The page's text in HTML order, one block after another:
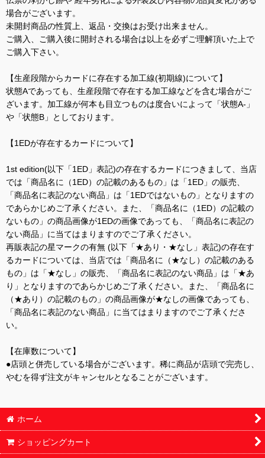
場合がございます。
未開封商品の性質上、返品・交換はお受け出来ません。
ご購入、ご購入後に開封される場合は以上を必ずご理解頂いた上で
ご購入下さい。
【生産段階からカードに存在する加工線(初期線)について】
状態Aであっても、生産段階で存在する加工線などを含む場合がご
ざいます。加工線が何本も目立つものは度合いによって「状態A-」
や「状態B」としております。
【1EDが存在するカードについて】
1st edition(以下「1ED」表記)の存在するカードにつきまして、当店
では「商品名に（1ED）の記載のあるもの」は「1ED」の販売、
「商品名に表記のない商品」は「1EDではないもの」となりますの
であらかじめご了承ください。また、「商品名に（1ED）の記載の
ないもの」の商品画像が1EDの画像であっても、「商品名に表記の
ない商品」に当てはまりますのでご了承ください。
再販表記の星マークの有無 (以下「★あり・★なし」表記)の存在す
るカードについては、当店では「商品名に（★なし）の記載のある
もの」は「★なし」の販売、「商品名に表記のない商品」は「★あ
り」となりますのであらかじめご了承ください。また、「商品名に
（★あり）の記載のもの」の商品画像が★なしの画像であっても、
「商品名に表記のない商品」に当てはまりますのでご了承くださ
い。
【在庫数について】
●店頭と併売している場合がございます。稀に商品が店頭で完売し、
やむを得ず注文がキャンセルとなることがございます。
ホーム
ショッピングカート